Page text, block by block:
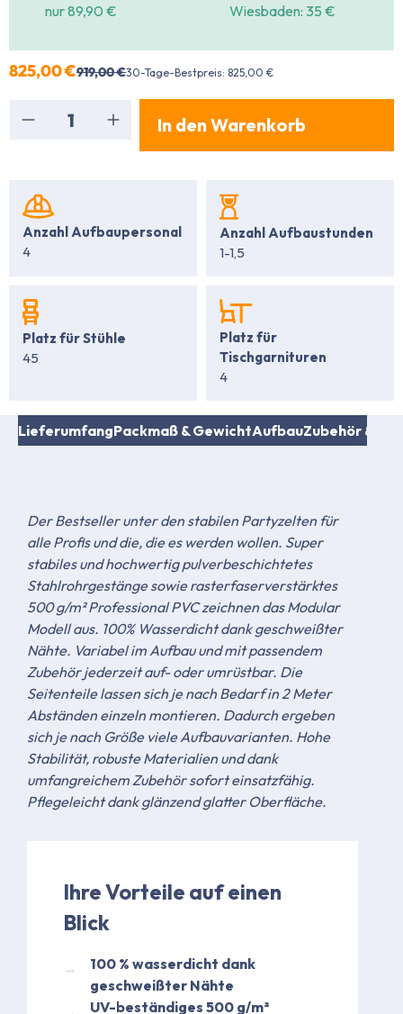
nur 89,90 €
Wiesbaden: 35 €
825,00 €919,00 €30-Tage-Bestpreis: 825,00 €
Produkt Anzahl: Gib den gewünschten Wert
In den Warenkorb
Anzahl Aufbaupersonal
4
Anzahl Aufbaustunden
1-1,5
Platz für Stühle
45
Platz für
Tischgarnituren
4
LieferumfangPackmaß & GewichtAufbauZubehör &
Der Bestseller unter den stabilen Partyzelten für
alle Profis und die, die es werden wollen. Super
stabiles und hochwertig pulverbeschichtetes
Stahlrohrgestänge sowie rasterfaserverstärktes
500 g/m² Professional PVC zeichnen das Modular
Modell aus. 100% Wasserdicht dank geschweißter
Nähte. Variabel im Aufbau und mit passendem
Zubehör jederzeit auf- oder umrüstbar. Die
Seitenteile lassen sich je nach Bedarf in 2 Meter
Abständen einzeln montieren. Dadurch ergeben
sich je nach Größe viele Aufbauvarianten. Hohe
Stabilität, robuste Materialien und dank
umfangreichem Zubehör sofort einsatzfähig.
Pflegeleicht dank glänzend glatter Oberfläche.
Ihre Vorteile auf einen
Blick
​100 % wasserdicht dank
geschweißter Nähte​
UV-beständiges 500 g/m²